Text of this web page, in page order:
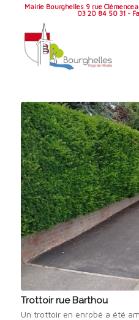
Mairie Bourghelles 9 rue
03 20 84 50 31 -
Trottoir rue Barthou
Un trottoir en enrobé a été